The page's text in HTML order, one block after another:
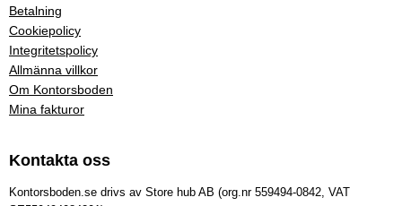
Betalning
Cookiepolicy
Integritetspolicy
Allmänna villkor
Om Kontorsboden
Mina fakturor
Kontakta oss
Kontorsboden.se drivs av Store hub AB (org.nr 559494-0842, VAT